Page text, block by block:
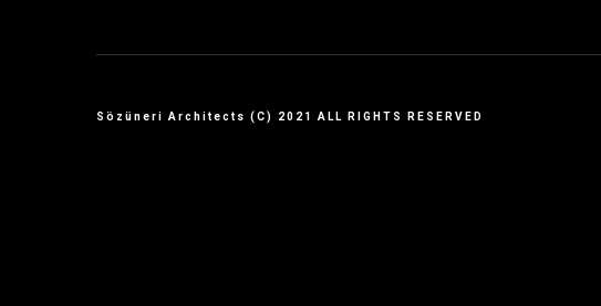
Sözüneri Architects (C) 2021 ALL RIGHTS RESERVED